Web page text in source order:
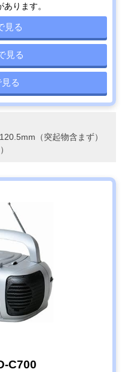
ります。
見る
見る
る
（突起物含まず）
C700